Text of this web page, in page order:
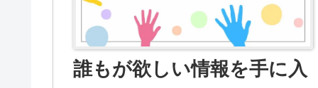
誰もが欲しい情報を手に入